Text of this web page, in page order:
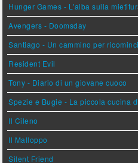
Hunger Games - L'alba sulla
Avengers - Doomsday
Santiago - Un cammino per
Resident Evil
Tony - Diario di un giovane cuoco
Spezie e Bugie - La piccola cucina
Il Cileno
Il Malloppo
Silent Friend